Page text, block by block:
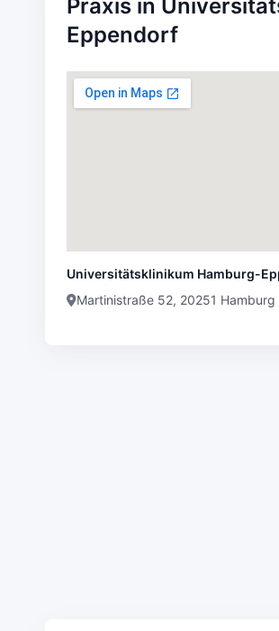
Praxis in
Eppendorf
Universitätsklinikum Hamburg-
Martinistraße 52, 20251 Hamburg